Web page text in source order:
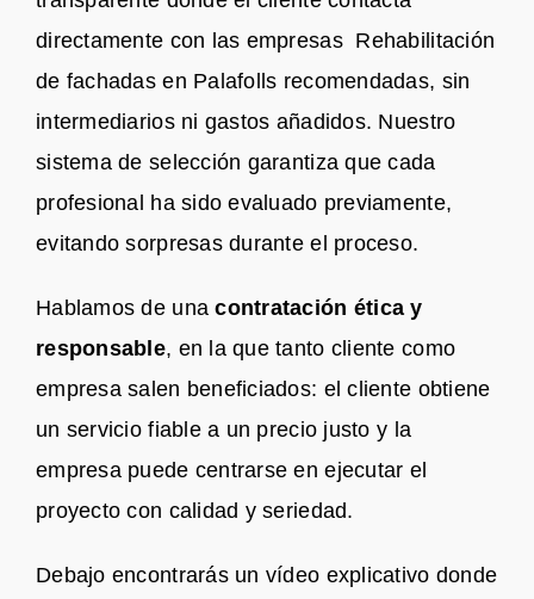
directamente con las empresas Rehabilitación
de fachadas en Palafolls recomendadas, sin
intermediarios ni gastos añadidos. Nuestro
sistema de selección garantiza que cada
profesional ha sido evaluado previamente,
evitando sorpresas durante el proceso.
Hablamos de unacontratación ética y
responsable, en la que tanto cliente como
empresa salen beneficiados: el cliente obtiene
un servicio fiable a un precio justo y la
empresa puede centrarse en ejecutar el
proyecto con calidad y seriedad.
Debajo encontrarás un vídeo explicativo donde